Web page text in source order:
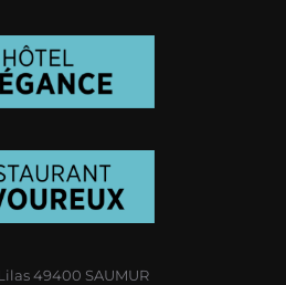
49400 SAUMUR